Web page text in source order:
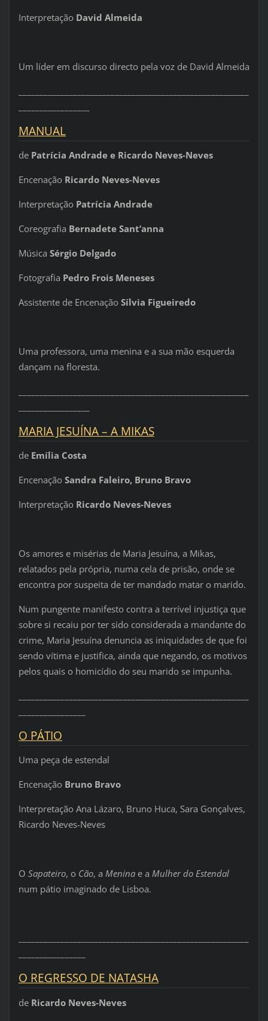
Interpretação David Almeida
Um líder em discurso directo pela voz de David Almeida
MANUAL
de Patrícia Andrade e Ricardo Neves-Neves
Encenação Ricardo Neves-Neves
Interpretação Patrícia Andrade
Coreografia Bernadete Sant’anna
Música Sérgio Delgado
Fotografia Pedro Frois Meneses
Assistente de Encenação Sílvia Figueiredo
Uma professora, uma menina e a sua mão esquerda
dançam na floresta.
MARIA JESUÍNA – A MIKAS
de Emília Costa
Encenação Sandra Faleiro, Bruno Bravo
Interpretação Ricardo Neves-Neves
Os amores e misérias de Maria Jesuína, a Mikas,
relatados pela própria, numa cela de prisão, onde se
encontra por suspeita de ter mandado matar o marido.
Num pungente manifesto contra a terrível injustiça que
sobre si recaiu por ter sido considerada a mandante do
crime, Maria Jesuína denuncia as iniquidades de que foi
sendo vítima e justifica, ainda que negando, os motivos
pelos quais o homicídio do seu marido se impunha.
O PÁTIO
Uma peça de estendal
Encenação Bruno Bravo
Interpretação Ana Lázaro, Bruno Huca, Sara Gonçalves,
Ricardo Neves-Neves
O Sapateiro, o Cão, a Meninae a Mulher do Estendal
num pátio imaginado de Lisboa.
O REGRESSO DE NATASHA
de Ricardo Neves-Neves